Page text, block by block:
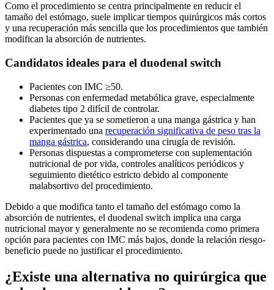
Como el procedimiento se centra principalmente en reducir el
tamaño del estómago, suele implicar tiempos quirúrgicos más cortos
y una recuperación más sencilla que los procedimientos que también
modifican la absorción de nutrientes.
Candidatos ideales para el duodenal switch
Pacientes con IMC ≥50.
Personas con enfermedad metabólica grave, especialmente
diabetes tipo 2 difícil de controlar.
Pacientes que ya se sometieron a una manga gástrica y han
experimentado una recuperación significativa de peso tras la
manga gástrica, considerando una cirugía de revisión.
Personas dispuestas a comprometerse con suplementación
nutricional de por vida, controles analíticos periódicos y
seguimiento dietético estricto debido al componente
malabsortivo del procedimiento.
Debido a que modifica tanto el tamaño del estómago como la
absorción de nutrientes, el duodenal switch implica una carga
nutricional mayor y generalmente no se recomienda como primera
opción para pacientes con IMC más bajos, donde la relación riesgo-
beneficio puede no justificar el procedimiento.
¿Existe una alternativa no quirúrgica que